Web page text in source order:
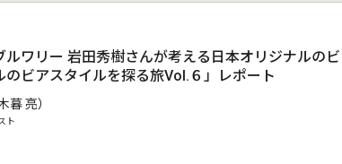
ルワリー 岩田秀樹さんが考える日本オリジナルの
のビアスタイルを探る旅Vol.６」レポート
暮 亮）
ト